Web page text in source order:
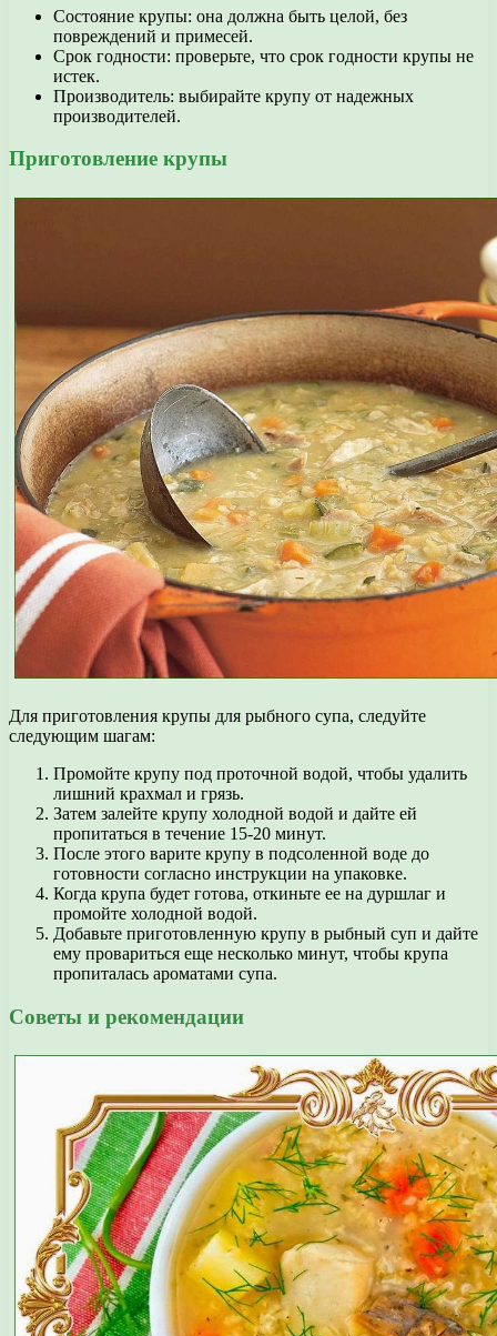
Состояние крупы: она должна быть целой, без
повреждений и примесей.
Срок годности: проверьте, что срок годности крупы не
истек.
Производитель: выбирайте крупу от надежных
производителей.
Приготовление крупы
Для приготовления крупы для рыбного супа, следуйте
следующим шагам:
Промойте крупу под проточной водой, чтобы удалить
лишний крахмал и грязь.
Затем залейте крупу холодной водой и дайте ей
пропитаться в течение 15-20 минут.
После этого варите крупу в подсоленной воде до
готовности согласно инструкции на упаковке.
Когда крупа будет готова, откиньте ее на дуршлаг и
промойте холодной водой.
Добавьте приготовленную крупу в рыбный суп и дайте
ему провариться еще несколько минут, чтобы крупа
пропиталась ароматами супа.
Советы и рекомендации